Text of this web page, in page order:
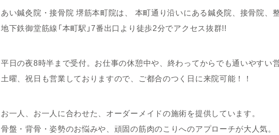
あい鍼灸院・接骨院 堺筋本町院は、 本町通り沿いにある鍼灸院、接骨院、
地下鉄御堂筋線「本町駅」7番出口より徒歩2分でアクセス抜群!!
平日の夜8時半まで受付。お仕事の休憩中や、終わってからでも通いやすい
土曜、祝日も営業しておりますので、ご都合のつく日に来院可能！！
お一人、お一人に合わせた、オーダーメイドの施術を提供しています。
骨盤・背骨・姿勢のお悩みや、頑固の筋肉のこりへのアプローチが大人気。